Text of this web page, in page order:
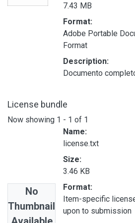
7.43 MB
Format:
Adobe Portable
Format
Description:
Documento
License bundle
Now showing 1 - 1 of 1
No
Thumbnail
Name:
license.txt
Size:
3.46 KB
Format:
Item-specific
upon to submission